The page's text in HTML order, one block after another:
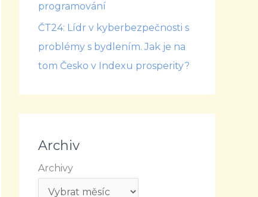
programování
ČT24: Lídr v kyberbezpečnosti s
problémy s bydlením. Jak je na
tom Česko v Indexu prosperity?
Archiv
Archivy